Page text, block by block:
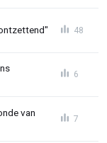
48
6
van
7